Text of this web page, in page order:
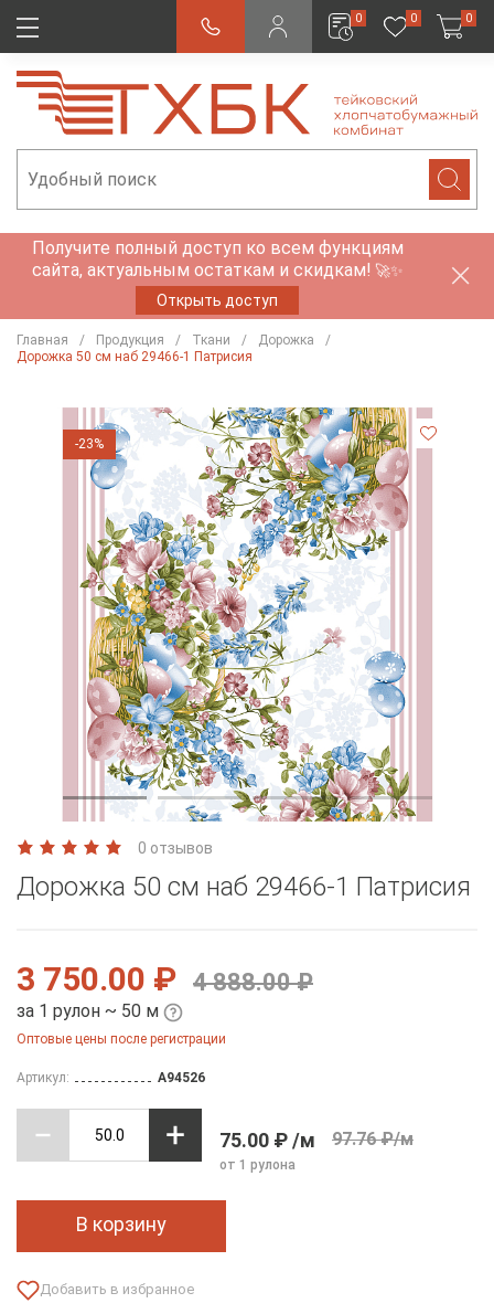
0 0 0
Получите полный доступ ко всем функциям
сайта, актуальным остаткам и скидкам! 🚀✨
Открыть доступ
Главная Продукция Ткани
Дорожка
Дорожка 50 см наб 29466-1 Патрисия
-23%
0 отзывов
Дорожка 50 см наб 29466-1 Патрисия
3 750.00 ₽ 4 888.00 ₽
за 1 рулон ~ 50 м
Оптовые цены после регистрации
Артикул: A94526
75.00 ₽ /м 97.76 ₽/м
от 1 рулона
В корзину